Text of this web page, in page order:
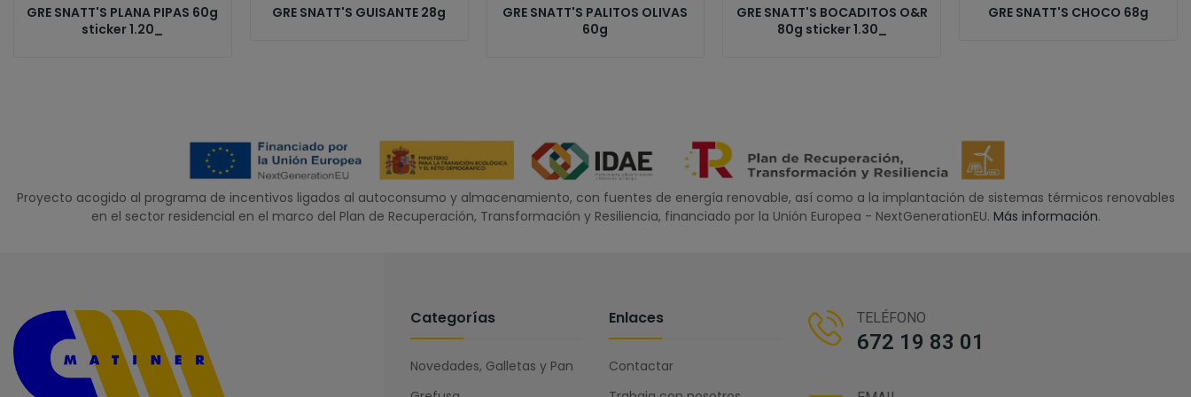
GRE SNATT'S PLANA PIPAS 60g
sticker 1.20_
GRE SNATT'S GUISANTE 28g
GRE SNATT'S PALITOS OLIVAS
60g
GRE SNATT'S BOCADITOS O&R
80g sticker 1.30_
GRE SNATT'S CHOCO 68g
Proyecto acogido al programa de incentivos ligados al autoconsumo y almacenamiento, con fuentes de energía renovable, así como a la implantación de sistemas térmicos renovables
en el sector residencial en el marco del Plan de Recuperación, Transformación y Resiliencia, financiado por la Unión Europea - NextGenerationEU. Más información.
Categorías
Novedades, Galletas y Pan
Enlaces
Contactar
TELÉFONO
672 19 83 01